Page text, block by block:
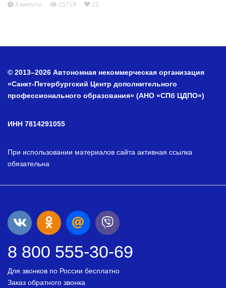
4 минуты 15719 21
© 2013–2026 Автономная некоммерческая организация
«Санкт-Петербургский Центр дополнительного
профессионального образования» (АНО «СПб ЦДПО»)
ИНН 7814291055
При использовании материалов сайта активная ссылка
обязательна
8 800 555-30-69
Для звонков по России бесплатно
Заказ обратного звонка